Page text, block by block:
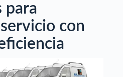
para
con